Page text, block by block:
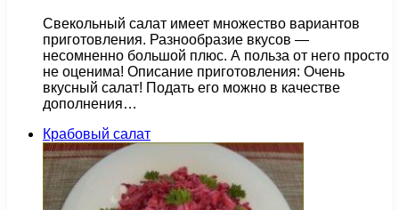
Свекольный салат имеет множество вариантов
приготовления. Разнообразие вкусов —
несомненно большой плюс. А польза от него просто
не оценима! Описание приготовления: Очень
вкусный салат! Подать его можно в качестве
дополнения…
Крабовый салат